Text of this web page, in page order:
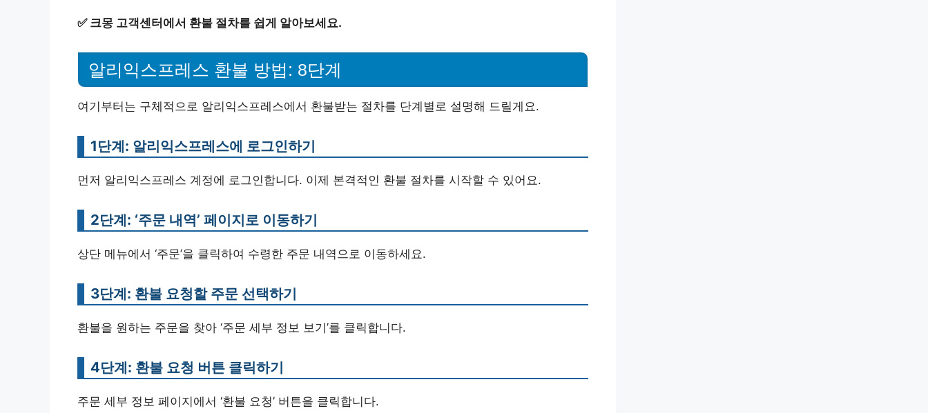
✅ 크몽 고객센터에서 환불 절차를 쉽게 알아보세요.
알리익스프레스 환불 방법: 8단계
여기부터는 구체적으로 알리익스프레스에서 환불받는 절차를 단계별로 설명해 드릴게요.
1단계: 알리익스프레스에 로그인하기
먼저 알리익스프레스 계정에 로그인합니다. 이제 본격적인 환불 절차를 시작할 수 있어요.
2단계: ‘주문 내역’ 페이지로 이동하기
상단 메뉴에서 ‘주문’을 클릭하여 수령한 주문 내역으로 이동하세요.
3단계: 환불 요청할 주문 선택하기
환불을 원하는 주문을 찾아 ‘주문 세부 정보 보기’를 클릭합니다.
4단계: 환불 요청 버튼 클릭하기
주문 세부 정보 페이지에서 ‘환불 요청’ 버튼을 클릭합니다.